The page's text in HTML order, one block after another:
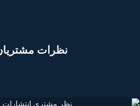
نظرات مشتریان